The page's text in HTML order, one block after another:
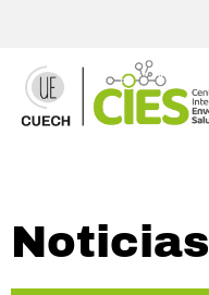
Noticias